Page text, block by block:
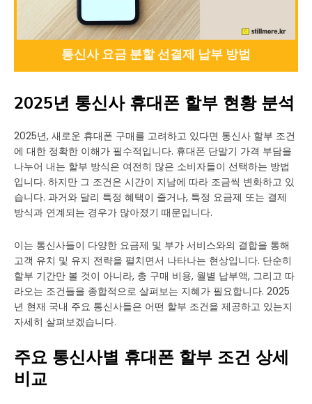
통신사 요금 분할 선결제 납부 방법
2025년 통신사 휴대폰 할부 현황 분석
2025년, 새로운 휴대폰 구매를 고려하고 있다면 통신사 할부 조건
에 대한 정확한 이해가 필수적입니다. 휴대폰 단말기 가격 부담을
나누어 내는 할부 방식은 여전히 많은 소비자들이 선택하는 방법
입니다. 하지만 그 조건은 시간이 지남에 따라 조금씩 변화하고 있
습니다. 과거와 달리 특정 혜택이 줄거나, 특정 요금제 또는 결제
방식과 연계되는 경우가 많아졌기 때문입니다.
이는 통신사들이 다양한 요금제 및 부가 서비스와의 결합을 통해
고객 유치 및 유지 전략을 펼치면서 나타나는 현상입니다. 단순히
할부 기간만 볼 것이 아니라, 총 구매 비용, 월별 납부액, 그리고 따
라오는 조건들을 종합적으로 살펴보는 지혜가 필요합니다. 2025
년 현재 국내 주요 통신사들은 어떤 할부 조건을 제공하고 있는지
자세히 살펴보겠습니다.
주요 통신사별 휴대폰 할부 조건 상세
비교